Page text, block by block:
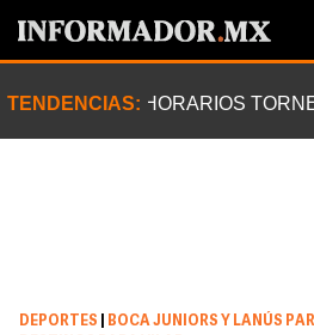
TENDENCIAS: HORARIOS
DEPORTES
BOCA JUNIORS Y LANÚS